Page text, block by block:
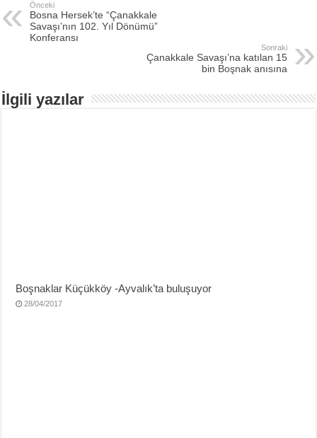
Önceki
Bosna Hersek’te “Çanakkale
Savaşı’nın 102. Yıl Dönümü”
Konferansı
Sonraki
Çanakkale Savaşı’na katılan 15
bin Boşnak anısına
İlgili yazılar
Boşnaklar Küçükköy -Ayvalık’ta buluşuyor
28/04/2017